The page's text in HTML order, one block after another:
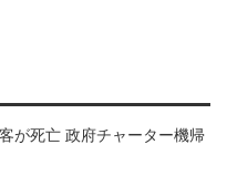
が死亡 政府チャーター機帰